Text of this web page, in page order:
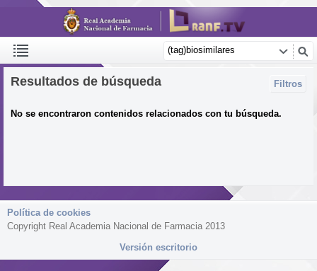
Filtros
Resultados de búsqueda
No se encontraron contenidos relacionados con tu búsqueda.
Política de cookies
Copyright Real Academia Nacional de Farmacia 2013
Versión escritorio